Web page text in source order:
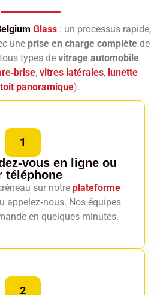
Glass : un processus rapide,
une prise en charge complète de
types de vitrage automobile
, vitres latérales, lunette
toit panoramique).
1
vous en ligne ou
téléphone
sur notre plateforme
appelez‑nous. Nos équipes
en quelques minutes.
2